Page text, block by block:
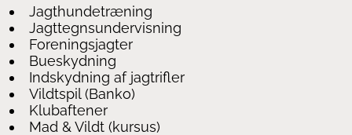
Jagthundetræning
Jagttegnsundervisning
Foreningsjagter
Bueskydning
Indskydning af jagtrifler
Vildtspil (Banko)
Klubaftener
Mad & Vildt (kursus)